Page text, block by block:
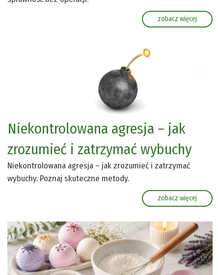
zobacz więcej
Niekontrolowana agresja – jak
zrozumieć i zatrzymać wybuchy
Niekontrolowana agresja – jak zrozumieć i zatrzymać
wybuchy. Poznaj skuteczne metody.
zobacz więcej